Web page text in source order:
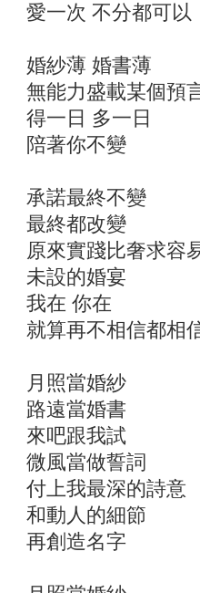
愛一次 不
婚紗薄 婚書薄
無能力盛載某個預
得一日 多一日
陪著你不變
承諾最終不變
最終都改變
原來實踐比奢求容
未設的婚宴
我在 你
就算再不相信都相
月照當婚紗
路遠當
來吧跟我試
微風
付上我最深的詩意
和動人的細節
再創造名字